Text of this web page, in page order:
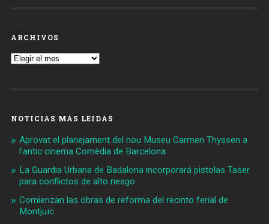
ARCHIVOS
Archivos
NOTICIAS MÁS LEIDAS
Aprovat el planejament del nou Museu Carmen Thyssen a
l'antic cinema Comèdia de Barcelona
La Guardia Urbana de Badalona incorporará pistolas Taser
para conflictos de alto riesgo
Comienzan las obras de reforma del recinto ferial de
Montjuïc